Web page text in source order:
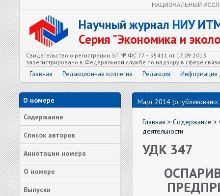
Научный журнал НИУ
Серия "Экономика и
Свидетельство о регистрации ЭЛ № ФС 77 – 55411 от 17.09.2013
зарегистрировано в Федеральной службе по надзору в сфере
Главная Редакционная коллегия Редакция Информация
О номере
Содержание
Список авторов
Аннотации номера
О номере
Выпуски
Март 2014
Главная > Содержание >
деятельности
УДК 347